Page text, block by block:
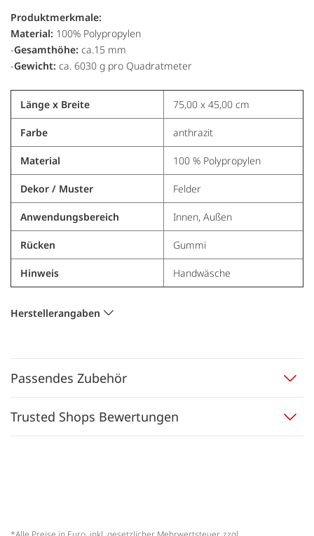
Produktmerkmale:
Material: 100% Polypropylen
-Gesamthöhe: ca.15 mm
-Gewicht: ca. 6030 g pro Quadratmeter
Länge x Breite 75,00 x 45,00 cm
Farbe anthrazit
Material 100 % Polypropylen
Dekor / Muster Felder
Anwendungsbereich Innen, Außen
Rücken Gummi
Hinweis Handwäsche
Herstellerangaben
Passendes Zubehör
Trusted Shops Bewertungen